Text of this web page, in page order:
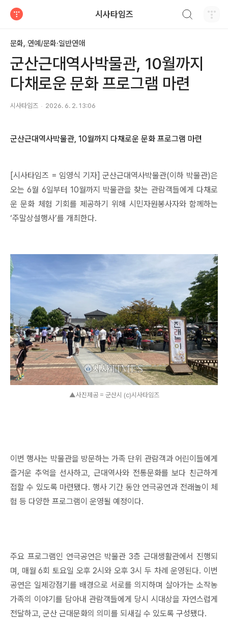
시사타임즈
문화, 연예/문화·일반연애
군산근대역사박물관, 10월까지
다채로운 문화 프로그램 마련
시사타임즈 2026. 6. 2. 13:06
군산근대역사박물관, 10월까지 다채로운 문화 프로그램 마련
[시사타임즈 = 임영식 기자] 군산근대역사박물관(이하 박물관)은
오는 6월 6일부터 10월까지 박물관을 찾는 관람객들에게 다채로
운 문화 체험 기회를 제공하기 위해 시민자원봉사자와 함께하는
‘주말상설행사’를 개최한다.
▲사진제공 = 군산시 (c)시사타임즈
이번 행사는 박물관을 방문하는 가족 단위 관람객과 어린이들에게
즐거운 추억을 선사하고, 근대역사와 전통문화를 보다 친근하게
접할 수 있도록 마련됐다. 행사 기간 동안 연극공연과 전래놀이 체
험 등 다양한 프로그램이 운영될 예정이다.
주요 프로그램인 연극공연은 박물관 3층 근대생활관에서 진행되
며, 매월 6회 토요일 오후 2시와 오후 3시 두 차례 운영된다. 이번
공연은 일제강점기를 배경으로 서로를 의지하며 살아가는 소작농
가족의 이야기를 담아내 관람객들에게 당시 시대상을 자연스럽게
전달하고, 군산 근대문화의 의미를 되새길 수 있도록 구성됐다.